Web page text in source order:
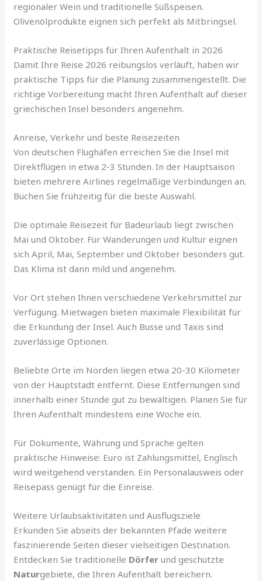
regionaler Wein und traditionelle Süßspeisen.
Olivenölprodukte eignen sich perfekt als Mitbringsel.
Praktische Reisetipps für Ihren Aufenthalt in 2026
Damit Ihre Reise 2026 reibungslos verläuft, haben wir
praktische Tipps für die Planung zusammengestellt. Die
richtige Vorbereitung macht Ihren Aufenthalt auf dieser
griechischen Insel besonders angenehm.
Anreise, Verkehr und beste Reisezeiten
Von deutschen Flughäfen erreichen Sie die Insel mit
Direktflügen in etwa 2-3 Stunden. In der Hauptsaison
bieten mehrere Airlines regelmäßige Verbindungen an.
Buchen Sie frühzeitig für die beste Auswahl.
Die optimale Reisezeit für Badeurlaub liegt zwischen
Mai und Oktober. Für Wanderungen und Kultur eignen
sich April, Mai, September und Oktober besonders gut.
Das Klima ist dann mild und angenehm.
Vor Ort stehen Ihnen verschiedene Verkehrsmittel zur
Verfügung. Mietwagen bieten maximale Flexibilität für
die Erkundung der Insel. Auch Busse und Taxis sind
zuverlässige Optionen.
Beliebte Orte im Norden liegen etwa 20-30 Kilometer
von der Hauptstadt entfernt. Diese Entfernungen sind
innerhalb einer Stunde gut zu bewältigen. Planen Sie für
Ihren Aufenthalt mindestens eine Woche ein.
Für Dokumente, Währung und Sprache gelten
praktische Hinweise: Euro ist Zahlungsmittel, Englisch
wird weitgehend verstanden. Ein Personalausweis oder
Reisepass genügt für die Einreise.
Weitere Urlaubsaktivitäten und Ausflugsziele
Erkunden Sie abseits der bekannten Pfade weitere
faszinierende Seiten dieser vielseitigen Destination.
Entdecken Sie traditionelle Dörfer und geschützte
Naturgebiete, die Ihren Aufenthalt bereichern.